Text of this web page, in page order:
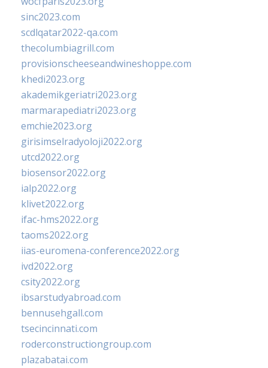
sinc2023.com
scdlqatar2022-qa.com
thecolumbiagrill.com
provisionscheeseandwineshoppe.com
khedi2023.org
akademikgeriatri2023.org
marmarapediatri2023.org
emchie2023.org
girisimselradyoloji2022.org
utcd2022.org
biosensor2022.org
ialp2022.org
klivet2022.org
ifac-hms2022.org
taoms2022.org
iias-euromena-conference2022.org
ivd2022.org
csity2022.org
ibsarstudyabroad.com
bennusehgall.com
tsecincinnati.com
roderconstructiongroup.com
plazabatai.com